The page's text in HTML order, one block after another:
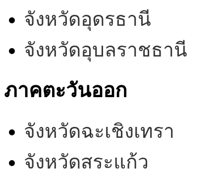
จังหวัดอุดรธานี
จังหวัดอุบลราชธานี
ภาคตะวันออก
จังหวัดฉะเชิงเทรา
จังหวัดสระแก้ว